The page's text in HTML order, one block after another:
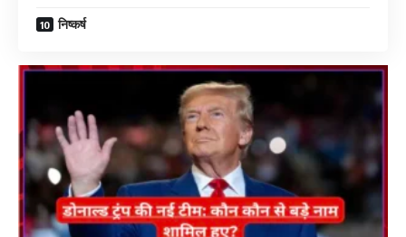
निष्कर्ष